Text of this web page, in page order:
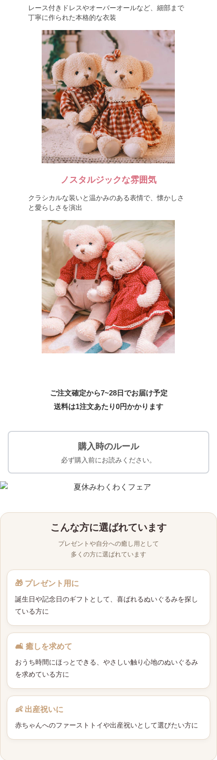
レース付きドレスやオーバーオールなど、細部まで
丁寧に作られた本格的な衣装
ノスタルジックな雰囲気
クラシカルな装いと温かみのある表情で、懐かしさ
と愛らしさを演出
ご注文確定から7~28日でお届け予定
送料は1注文あたり0円かかります
購入時のルール
必ず購入前にお読みください。
こんな方に選ばれています
プレゼントや自分への癒し用として
多くの方に選ばれています
🎁 プレゼント用に
誕生日や記念日のギフトとして、喜ばれるぬいぐるみを探し
ている方に
🛋 癒しを求めて
おうち時間にほっとできる、やさしい触り心地のぬいぐるみ
を求めている方に
👶 出産祝いに
赤ちゃんへのファーストトイや出産祝いとして選びたい方に